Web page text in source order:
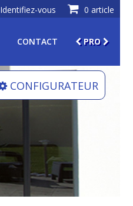
0 article
Identifiez-vous
CONTACT PRO
CONFIGURATEUR